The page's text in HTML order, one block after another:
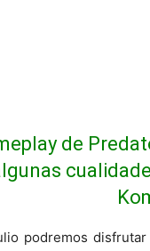
de
podremos